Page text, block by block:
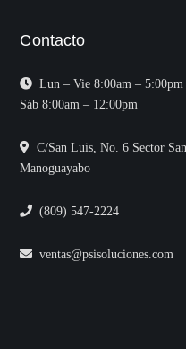
Contacto
Lun – Vie 8:00am – 5:00pm
Sáb 8:00am – 12:00pm
C/San Luis, No. 6 Sector
Manoguayabo
(809) 547-2224
ventas@psisoluciones.com